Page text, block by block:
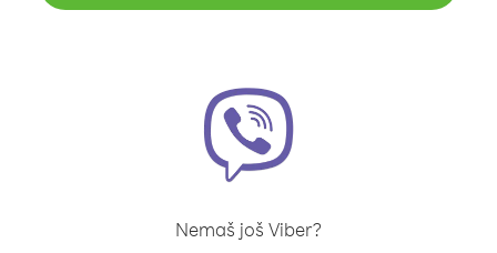
Nemaš još Viber?